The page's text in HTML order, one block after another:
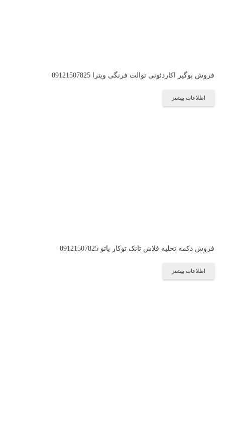
فروش بوگیر اکاردئونی توالت فرنگی ویترا 09121507825
اطلاعات بیشتر
فروش دکمه تخلیه فلاش تانک توکار یاتو 09121507825
اطلاعات بیشتر